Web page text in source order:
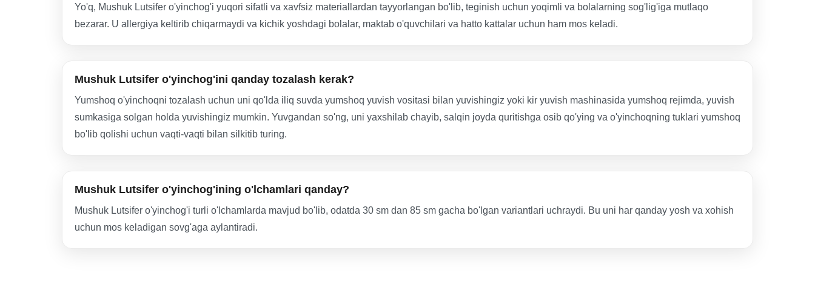
Yo'q, Mushuk Lutsifer o'yinchog'i yuqori sifatli va xavfsiz materiallardan tayyorlangan bo'lib, teginish uchun yoqimli va bolalarning sog'lig'iga mutlaqo
bezarar. U allergiya keltirib chiqarmaydi va kichik yoshdagi bolalar, maktab o'quvchilari va hatto kattalar uchun ham mos keladi.
Mushuk Lutsifer o'yinchog'ini qanday tozalash kerak?
Yumshoq o'yinchoqni tozalash uchun uni qo'lda iliq suvda yumshoq yuvish vositasi bilan yuvishingiz yoki kir yuvish mashinasida yumshoq rejimda, yuvish
sumkasiga solgan holda yuvishingiz mumkin. Yuvgandan so'ng, uni yaxshilab chayib, salqin joyda quritishga osib qo'ying va o'yinchoqning tuklari yumshoq
bo'lib qolishi uchun vaqti-vaqti bilan silkitib turing.
Mushuk Lutsifer o'yinchog'ining o'lchamlari qanday?
Mushuk Lutsifer o'yinchog'i turli o'lchamlarda mavjud bo'lib, odatda 30 sm dan 85 sm gacha bo'lgan variantlari uchraydi. Bu uni har qanday yosh va xohish
uchun mos keladigan sovg'aga aylantiradi.